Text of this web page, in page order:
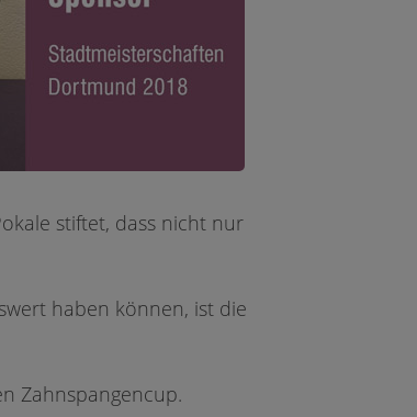
stiftet, dass nicht nur
haben können, ist die
Zahnspangencup.